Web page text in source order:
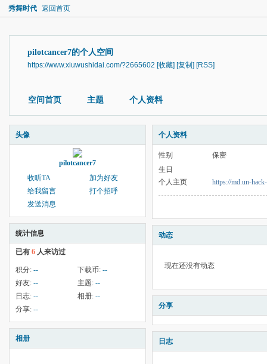
秀舞时代 返回首页
pilotcancer7的个人空间
https://www.xiuwushidai.com/?2665602 [收藏] [复制] [RSS]
空间首页 主题 个人资料
头像
pilotcancer7
收听TA
加为好友
给我留言
打个招呼
发送消息
统计信息
已有 6 人来访过
积分: -- 下载币: --
好友: -- 主题: --
日志: -- 相册: --
分享: --
相册
个人资料
性别
保密
生日
个人主页
https://md.un-
动态
现在还没有动态
分享
日志